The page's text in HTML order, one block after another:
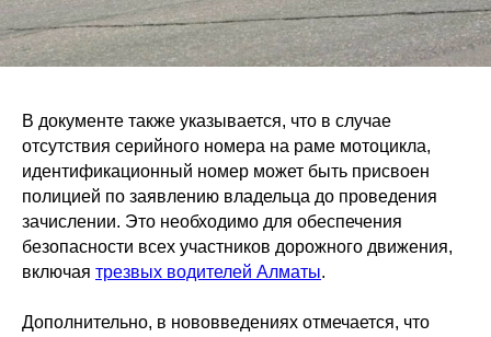
В документе также указывается, что в случае
отсутствия серийного номера на раме мотоцикла,
идентификационный номер может быть присвоен
полицией по заявлению владельца до проведения
зачислении. Это необходимо для обеспечения
безопасности всех участников дорожного движения,
включая трезвых водителей Алматы.
Дополнительно, в нововведениях отмечается, что